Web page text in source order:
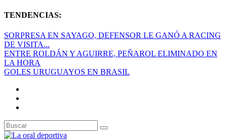
TENDENCIAS:
SORPRESA EN SAYAGO, DEFENSOR LE GANÓ A RACING
DE VISITA...
ENTRE ROLDÁN Y AGUIRRE, PEÑAROL ELIMINADO EN
LA HORA
GOLES URUGUAYOS EN BRASIL